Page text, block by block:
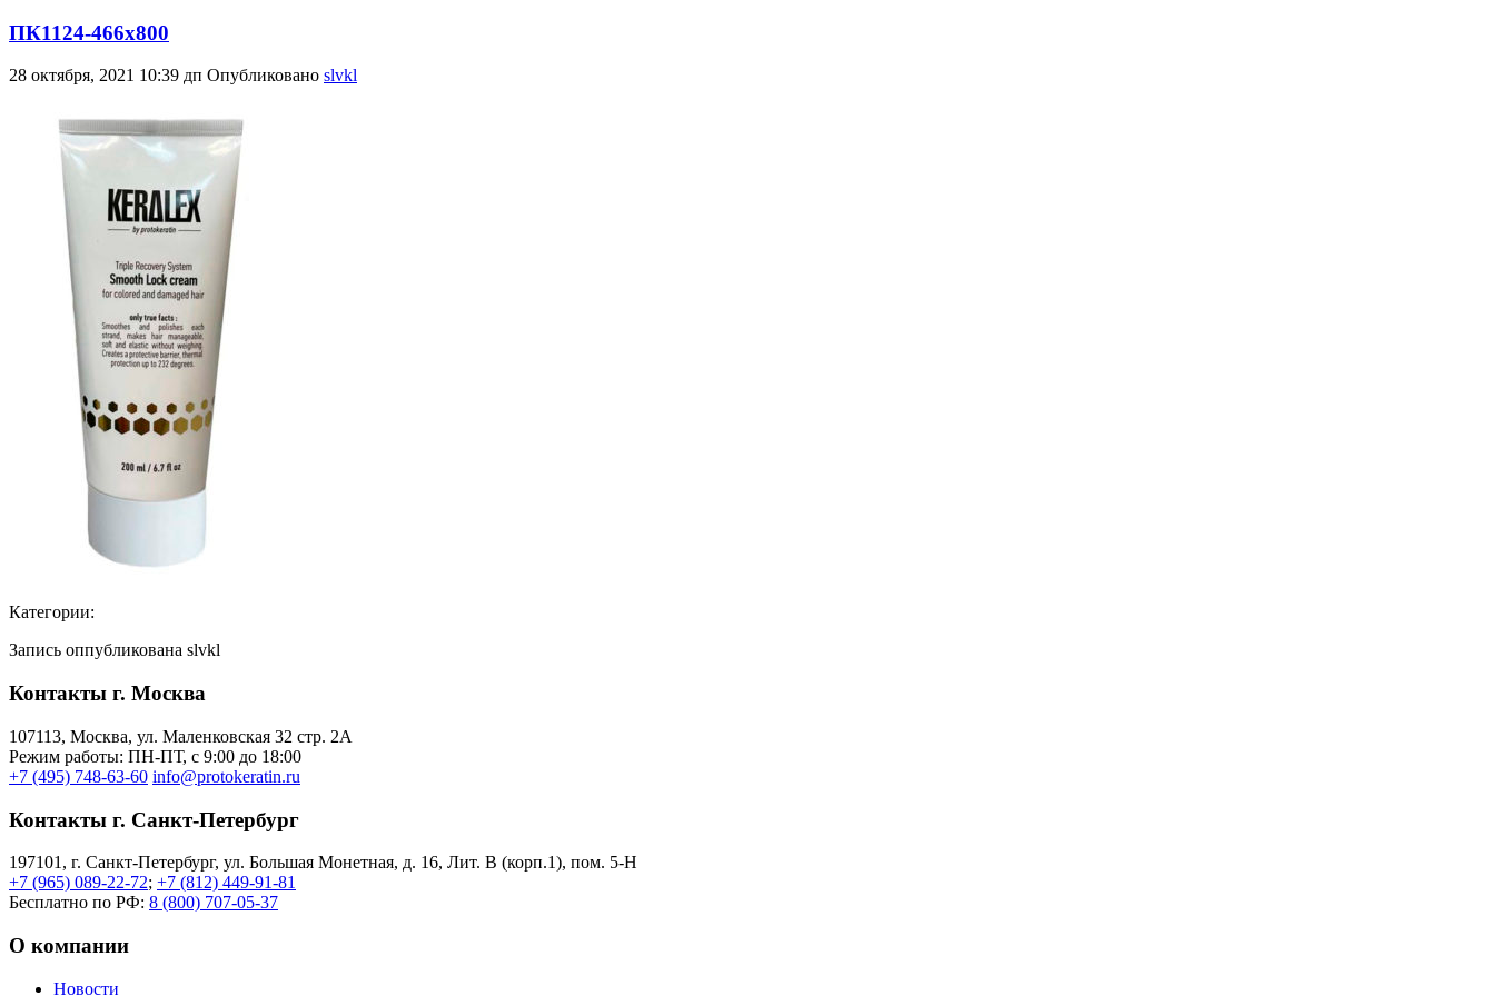
ПК1124-466х800
28 октября, 2021 10:39 дп Опубликовано slvkl
Категории:
Запись оппубликована slvkl
Контакты г. Москва
107113, Moсква, ул. Маленковская 32 стр. 2А
Режим работы: ПН-ПТ, с 9:00 до 18:00
+7 (495) 748-63-60 info@protokeratin.ru
Контакты г. Санкт-Петербург
197101, г. Санкт-Петербург, ул. Большая Монетная, д. 16, Лит. В (корп.1), пом. 5-Н
+7 (965) 089-22-72; +7 (812) 449-91-81
Бесплатно по РФ: 8 (800) 707-05-37
О компании
Новости